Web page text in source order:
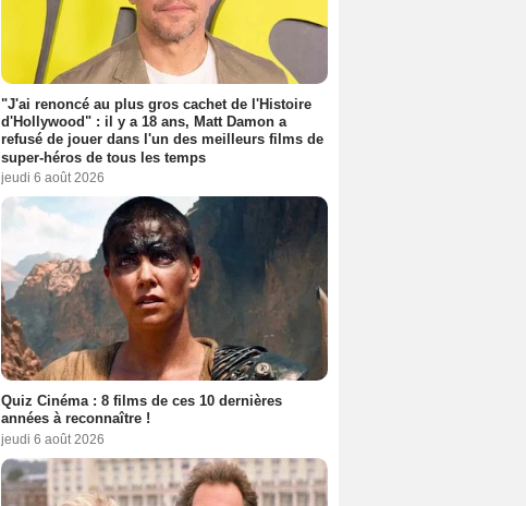
"J'ai renoncé au plus gros cachet de l'Histoire
d'Hollywood" : il y a 18 ans, Matt Damon a
refusé de jouer dans l'un des meilleurs films de
super-héros de tous les temps
jeudi 6 août 2026
Quiz Cinéma : 8 films de ces 10 dernières
années à reconnaître !
jeudi 6 août 2026